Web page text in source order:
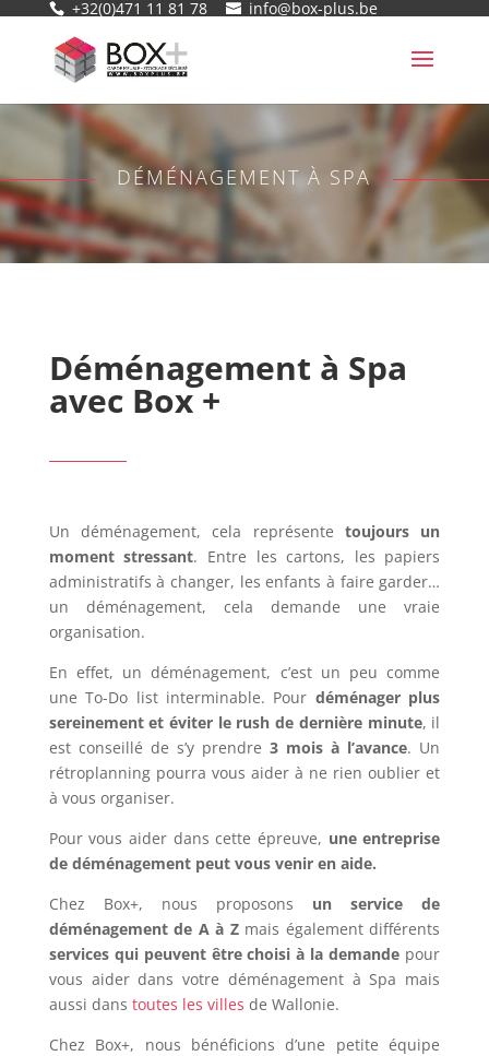
+32(0)471 11 81 78 info@box-plus.be
DÉMÉNAGEMENT À SPA
Déménagement à Spa
avec Box +
Un déménagement, cela représente toujours un
moment stressant. Entre les cartons, les papiers
administratifs à changer, les enfants à faire garder…
un déménagement, cela demande une vraie
organisation.
En effet, un déménagement, c’est un peu comme
une To-Do list interminable. Pour déménager plus
sereinement et éviter le rush de dernière minute, il
est conseillé de s’y prendre 3 mois à l’avance. Un
rétroplanning pourra vous aider à ne rien oublier et
à vous organiser.
Pour vous aider dans cette épreuve, une entreprise
de déménagement peut vous venir en aide.
Chez Box+, nous proposons un service de
déménagement de A à Zmais également différents
services qui peuvent être choisi à la demande pour
vous aider dans votre déménagement à Spa mais
aussi dans toutes les villes de Wallonie.
Chez Box+, nous bénéficions d’une petite équipe